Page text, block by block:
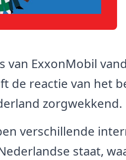
van ExxonMobil
de reactie van het
zorgwekkend.
verschillende
staat,